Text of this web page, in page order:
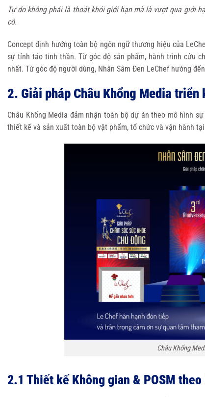
Tự do không phải là thoát khỏi giới hạn mà là vượt qua giới
có.
Concept định hướng toàn bộ ngôn ngữ thương hiệu của
sự tỉnh táo tinh thần. Từ góc độ sản phẩm, hành trình cửu
nhất. Từ góc độ người dùng, Nhân Sâm Đen LeChef hướng
2. Giải pháp Châu Khổng Media triển
Châu Khổng Media đảm nhận toàn bộ dự án theo mô hình
thiết kế và sản xuất toàn bộ vật phẩm, tổ chức và vận hành
Châu Khổng
2.1 Thiết kế Không gian & POSM